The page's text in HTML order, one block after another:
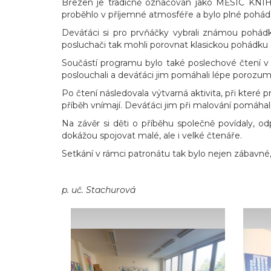
Březen je tradičně označován jako MĚSÍC
proběhlo v příjemné atmosféře a bylo plné
Deváťáci si pro prvňáčky vybrali známou
posluchači tak mohli porovnat klasickou
Součástí programu bylo také poslechové čtení
poslouchali a deváťáci jim pomáhali lépe
Po čtení následovala výtvarná aktivita, při které
příběh vnímají. Deváťáci jim při malování
Na závěr si děti o příběhu společně povídaly,
dokážou spojovat malé, ale i velké čtenáře.
Setkání v rámci patronátu tak bylo nejen
p. uč. Stachurová